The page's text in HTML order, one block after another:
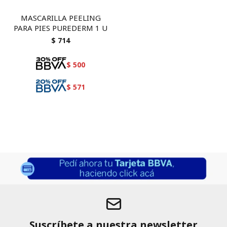
MASCARILLA PEELING
PARA PIES PUREDERM 1 U
$ 714
$ 500
$ 571